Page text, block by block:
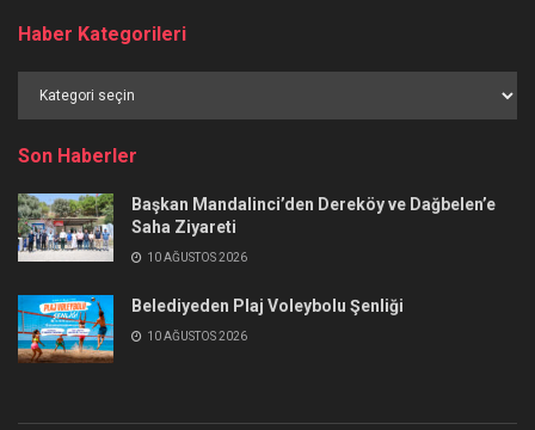
Haber Kategorileri
Kategorileri
Son Haberler
Başkan Mandalinci’den Dereköy ve Dağbelen’e
Saha Ziyareti
10 AĞUSTOS 2026
Belediyeden Plaj Voleybolu Şenliği
10 AĞUSTOS 2026